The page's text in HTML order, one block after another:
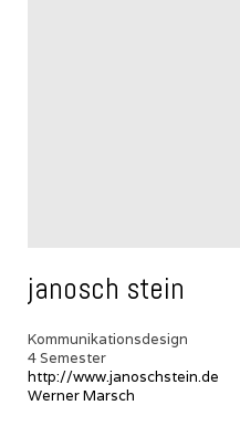
janosch stein
Kommunikationsdesign
4 Semester
http://www.janoschstein.de
Werner Marsch